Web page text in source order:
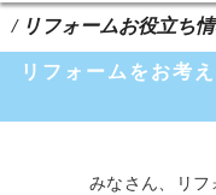
/ リフォームお役立ち
リフォームをお考
みなさん、リフ